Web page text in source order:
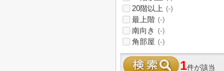
20階以上 (-)
最上階 (-)
南向き (-)
角部屋 (-)
1件が該当